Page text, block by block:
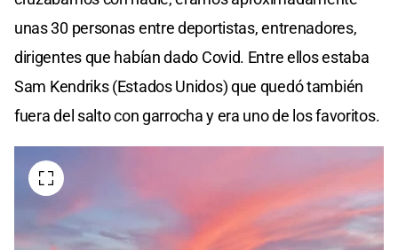
unas 30 personas entre deportistas, entrenadores,
dirigentes que habían dado Covid. Entre ellos estaba
Sam Kendriks (Estados Unidos) que quedó también
fuera del salto con garrocha y era uno de los favoritos.